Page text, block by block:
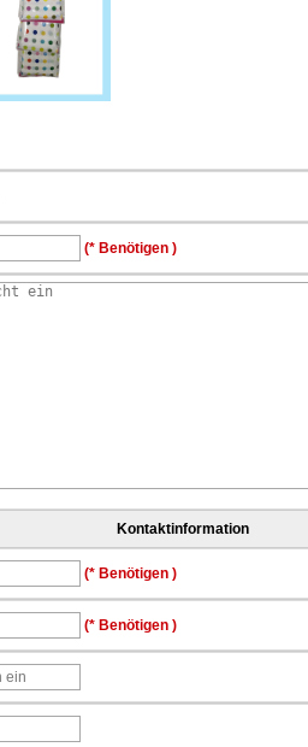
(* Benötigen )
Kontaktinformation
(* Benötigen )
(* Benötigen )